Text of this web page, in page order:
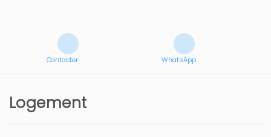
Contacter WhatsApp
Logement